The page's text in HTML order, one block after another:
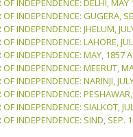
OF INDEPENDENCE: GUGERA,
OF INDEPENDENCE: JHELUM,
OF INDEPENDENCE: LAHORE,
OF INDEPENDENCE: MAY, 1857
OF INDEPENDENCE: MEERUT,
OF INDEPENDENCE: NARINJI,
OF INDEPENDENCE:
OF INDEPENDENCE: SIALKOT,
OF INDEPENDENCE: SIND, SEP.